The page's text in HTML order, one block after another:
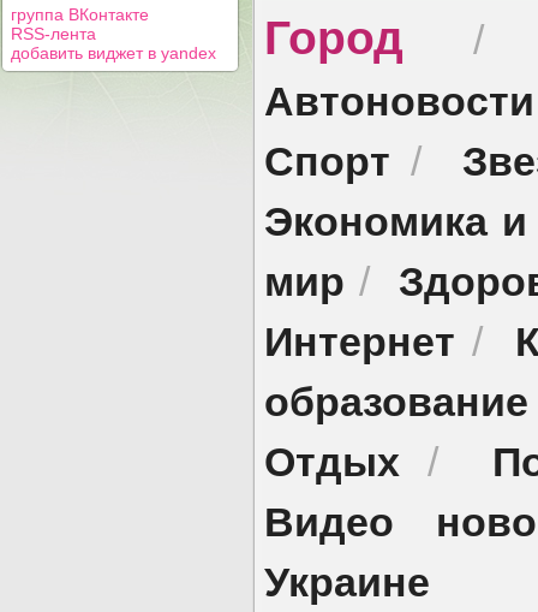
группа ВКонтакте
RSS-лента
добавить виджет в yandex
Город
Автоновости
Спорт /
Экономика
мир /
Интернет /
образование
Отдых /
Видео
Украине